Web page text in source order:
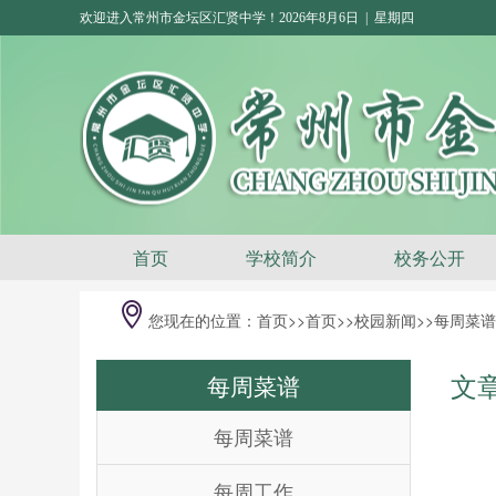
欢迎进入常州市金坛区汇贤中学！2026年8月6日 | 星期四
首页 学校简介 校务公开
您现在的位置： 首页>>首页>>校园新闻>>每周菜谱
每周菜谱
每周菜谱
文